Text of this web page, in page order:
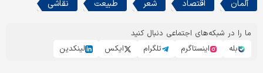
آلمان اقتصاد شعر طبیعت نقاشی
ما را در شبکه‌های اجتماعی دنبال کنید
بله
اینستاگرم تلگرام ایکس لینکدین